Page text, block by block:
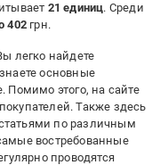
21 единиц. Среди
402 грн.
легко найдете
основные
Помимо этого, на сайте
Также здесь
по различным
востребованные
проводятся